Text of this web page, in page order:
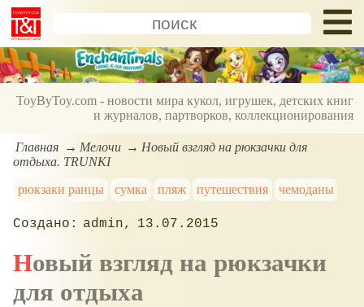
ToyByToy.com - новости мира кукол, игрушек, детских книг
и журналов, партворков, коллекционирования
Главная Мелочи
Новый взгляд на рюкзачки для
отдыха. TRUNKI
рюкзаки ранцы
сумка пляж путешествия чемоданы
admin 13.07.2015
Новый взгляд на рюкзачки
для отдыха